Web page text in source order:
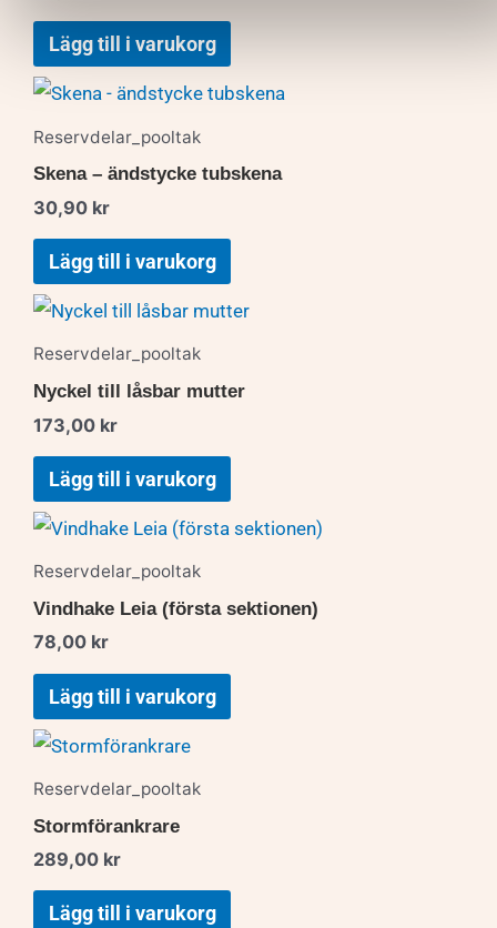
Lägg till i varukorg
Reservdelar_pooltak
Skena – ändstycke tubskena
30,90 kr
Lägg till i varukorg
Reservdelar_pooltak
Nyckel till låsbar mutter
173,00 kr
Lägg till i varukorg
Reservdelar_pooltak
Vindhake Leia (första sektionen)
78,00 kr
Lägg till i varukorg
Reservdelar_pooltak
Stormförankrare
289,00 kr
Lägg till i varukorg